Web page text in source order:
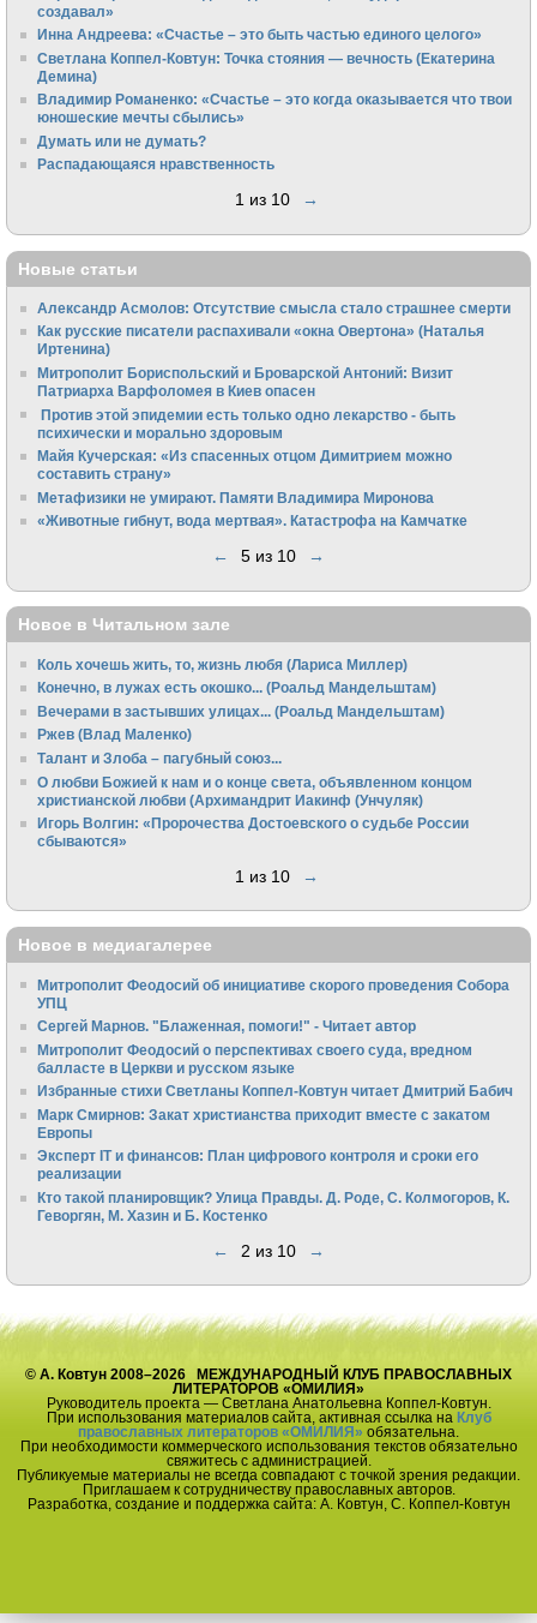
создавал»
Инна Андреева: «Счастье – это быть частью единого целого»
Светлана Коппел-Ковтун: Точка стояния — вечность (Екатерина
Демина)
Владимир Романенко: «Счастье – это когда оказывается что твои
юношеские мечты сбылись»
Думать или не думать?
Распадающаяся нравственность
1 из 10 →
Новые статьи
Александр Асмолов: Отсутствие смысла стало страшнее смерти
Как русские писатели распахивали «окна Овертона» (Наталья
Иртенина)
Митрополит Бориспольский и Броварской Антоний: Визит
Патриарха Варфоломея в Киев опасен
Против этой эпидемии есть только одно лекарство - быть
психически и морально здоровым
Майя Кучерская: «Из спасенных отцом Димитрием можно
составить страну»
Метафизики не умирают. Памяти Владимира Миронова
«Животные гибнут, вода мертвая». Катастрофа на Камчатке
← 5 из 10 →
Новое в Читальном зале
Коль хочешь жить, то, жизнь любя (Лариса Миллер)
Конечно, в лужах есть окошко... (Роальд Мандельштам)
Вечерами в застывших улицах... (Роальд Мандельштам)
Ржев (Влад Маленко)
Талант и Злоба – пагубный союз...
О любви Божией к нам и о конце света, объявленном концом
христианской любви (Архимандрит Иакинф (Унчуляк)
Игорь Волгин: «Пророчества Достоевского о судьбе России
сбываются»
1 из 10 →
Новое в медиагалерее
Митрополит Феодосий об инициативе скорого проведения Собора
УПЦ
Сергей Марнов. "Блаженная, помоги!" - Читает автор
Митрополит Феодосий о перспективах своего суда, вредном
балласте в Церкви и русском языке
Избранные стихи Светланы Коппел-Ковтун читает Дмитрий Бабич
Марк Смирнов: Закат христианства приходит вместе с закатом
Европы
Эксперт IT и финансов: План цифрового контроля и сроки его
реализации
Кто такой планировщик? Улица Правды. Д. Роде, С. Колмогоров, К.
Геворгян, М. Хазин и Б. Костенко
← 2 из 10 →
© А. Ковтун 2008–2026 МЕЖДУНАРОДНЫЙ КЛУБ ПРАВОСЛАВНЫХ
ЛИТЕРАТОРОВ «ОМИЛИЯ»
Руководитель проекта — Светлана Анатольевна Коппел-Ковтун.
При использования материалов сайта, активная ссылка на Клуб
православных литераторов «ОМИЛИЯ» обязательна.
При необходимости коммерческого использования текстов обязательно
свяжитесь с администрацией.
Публикуемые материалы не всегда совпадают с точкой зрения редакции.
Приглашаем к сотрудничеству православных авторов.
Разработка, создание и поддержка сайта: А. Ковтун, С. Коппел-Ковтун